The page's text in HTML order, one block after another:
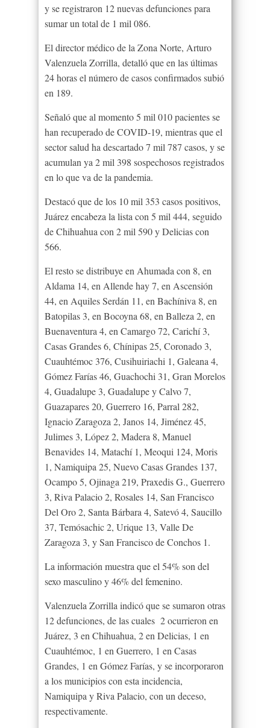
y se registraron 12 nuevas defunciones para
sumar un total de 1 mil 086.
El director médico de la Zona Norte, Arturo
Valenzuela Zorrilla, detalló que en las últimas
24 horas el número de casos confirmados subió
en 189.
Señaló que al momento 5 mil 010 pacientes se
han recuperado de COVID-19, mientras que el
sector salud ha descartado 7 mil 787 casos, y se
acumulan ya 2 mil 398 sospechosos registrados
en lo que va de la pandemia.
Destacó que de los 10 mil 353 casos positivos,
Juárez encabeza la lista con 5 mil 444, seguido
de Chihuahua con 2 mil 590 y Delicias con
566.
El resto se distribuye en Ahumada con 8, en
Aldama 14, en Allende hay 7, en Ascensión
44, en Aquiles Serdán 11, en Bachíniva 8, en
Batopilas 3, en Bocoyna 68, en Balleza 2, en
Buenaventura 4, en Camargo 72, Carichí 3,
Casas Grandes 6, Chínipas 25, Coronado 3,
Cuauhtémoc 376, Cusihuiriachi 1, Galeana 4,
Gómez Farías 46, Guachochi 31, Gran Morelos
4, Guadalupe 3, Guadalupe y Calvo 7,
Guazapares 20, Guerrero 16, Parral 282,
Ignacio Zaragoza 2, Janos 14, Jiménez 45,
Julimes 3, López 2, Madera 8, Manuel
Benavides 14, Matachí 1, Meoqui 124, Moris
1, Namiquipa 25, Nuevo Casas Grandes 137,
Ocampo 5, Ojinaga 219, Praxedis G., Guerrero
3, Riva Palacio 2, Rosales 14, San Francisco
Del Oro 2, Santa Bárbara 4, Satevó 4, Saucillo
37, Temósachic 2, Urique 13, Valle De
Zaragoza 3, y San Francisco de Conchos 1.
La información muestra que el 54% son del
sexo masculino y 46% del femenino.
Valenzuela Zorrilla indicó que se sumaron otras
12 defunciones, de las cuales 2 ocurrieron en
Juárez, 3 en Chihuahua, 2 en Delicias, 1 en
Cuauhtémoc, 1 en Guerrero, 1 en Casas
Grandes, 1 en Gómez Farías, y se incorporaron
a los municipios con esta incidencia,
Namiquipa y Riva Palacio, con un deceso,
respectivamente.